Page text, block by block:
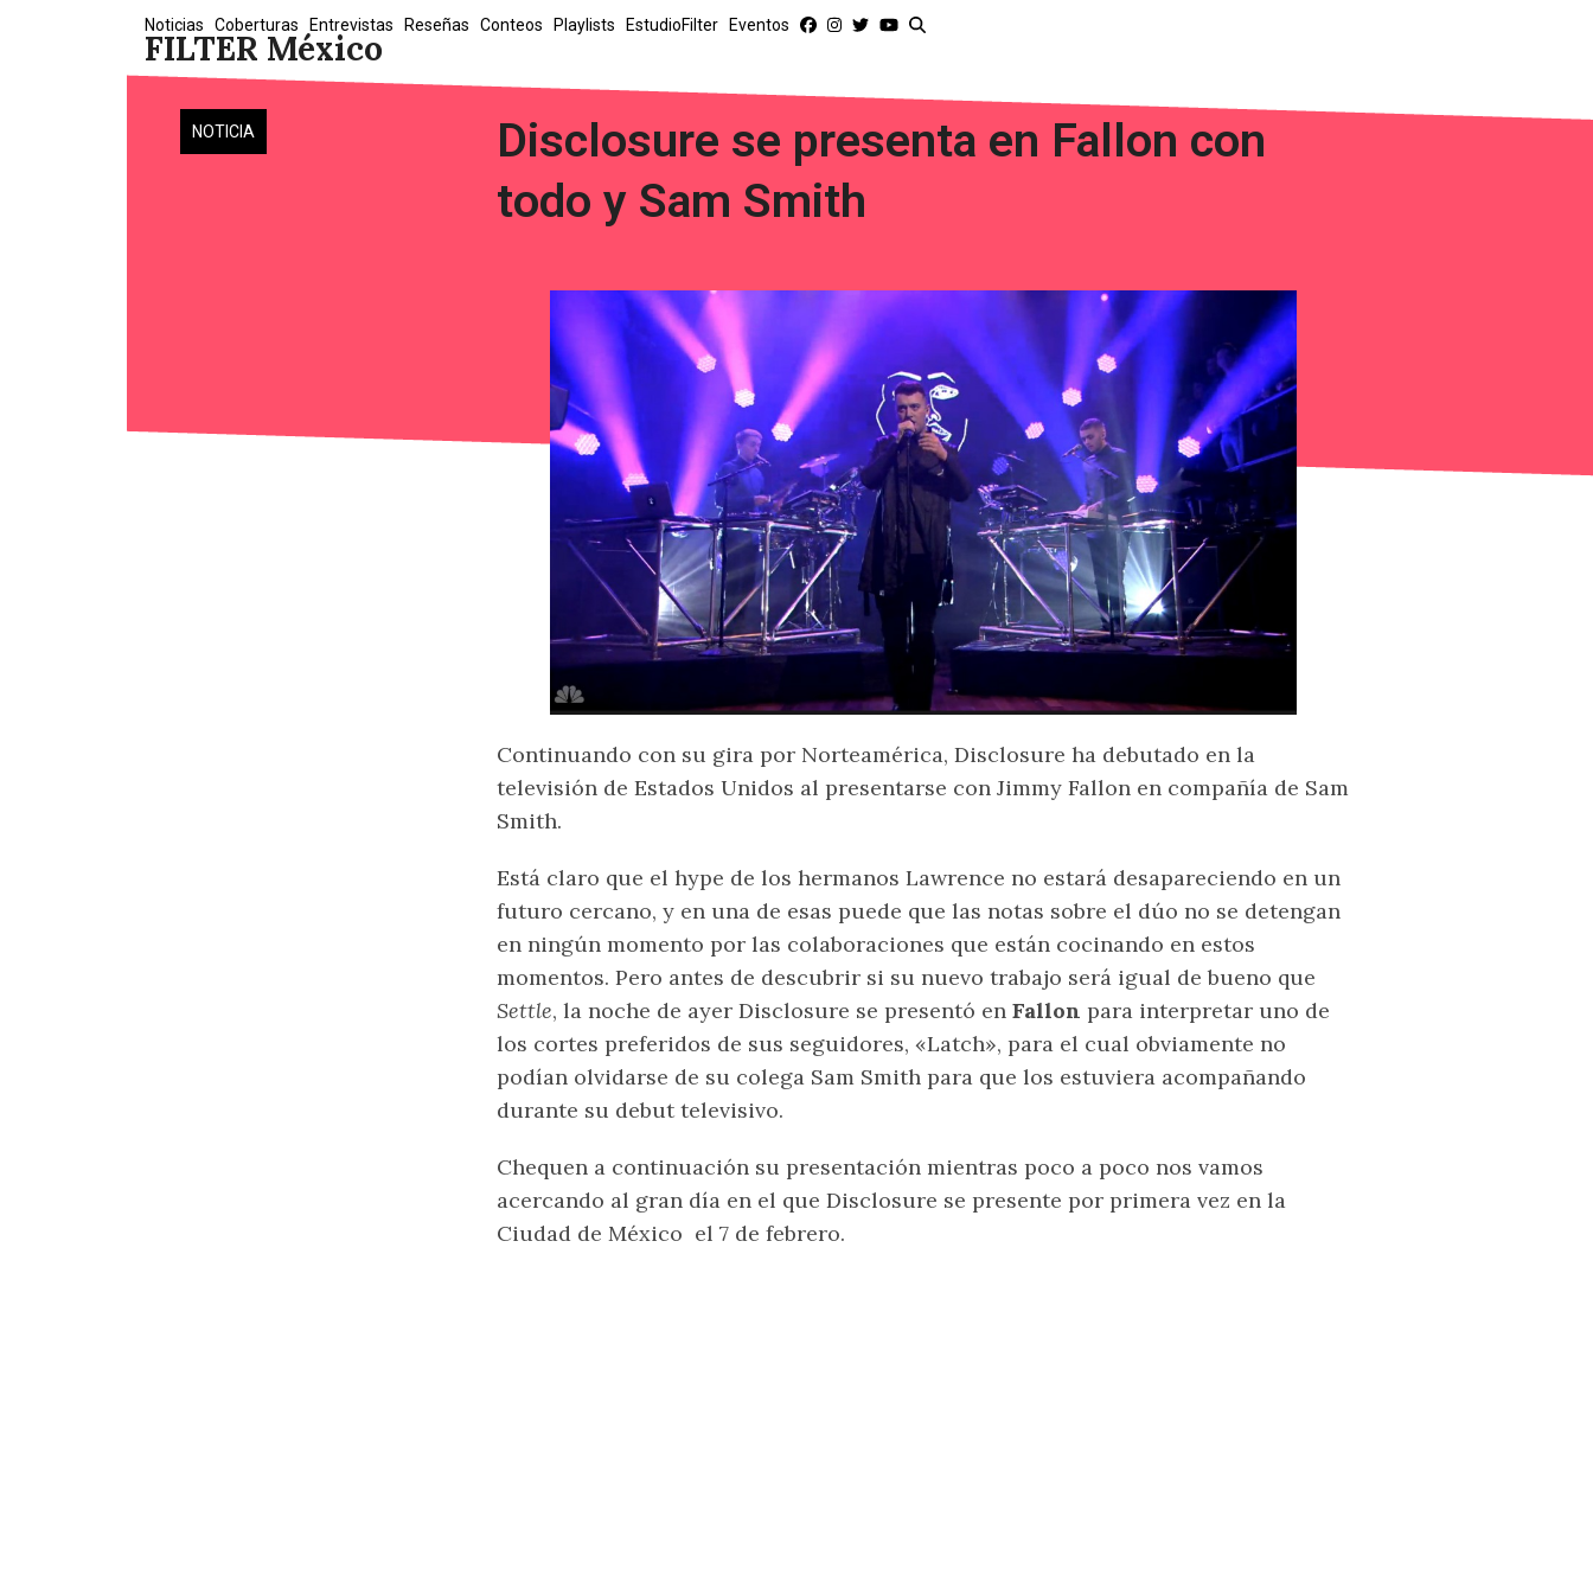
FILTER México
Noticias Coberturas Entrevistas Reseñas Conteos Playlists EstudioFilter Eventos
NOTICIA
Disclosure se presenta en Fallon con
todo y Sam Smith
Continuando con su gira por Norteamérica, Disclosure ha debutado en la
televisión de Estados Unidos al presentarse con Jimmy Fallon en compañía de Sam
Smith.
Está claro que el hype de los hermanos Lawrence no estará desapareciendo en un
futuro cercano, y en una de esas puede que las notas sobre el dúo no se detengan
en ningún momento por las colaboraciones que están cocinando en estos
momentos. Pero antes de descubrir si su nuevo trabajo será igual de bueno que
Settle, la noche de ayer Disclosure se presentó en Fallon para interpretar uno de
los cortes preferidos de sus seguidores, «Latch», para el cual obviamente no
podían olvidarse de su colega Sam Smith para que los estuviera acompañando
durante su debut televisivo.
Chequen a continuación su presentación mientras poco a poco nos vamos
acercando al gran día en el que Disclosure se presente por primera vez en la
Ciudad de México el 7 de febrero.